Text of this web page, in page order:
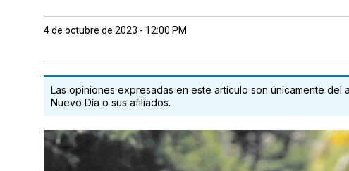
4 de octubre de 2023 - 12:00 PM
Las opiniones expresadas en este artículo son únicamente
Nuevo Día o sus afiliados.